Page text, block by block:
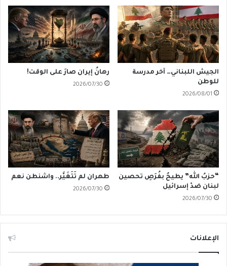
الجيش اللبناني… آخر مدرسة
للوطن
2026/08/01
رهانُ إيران صارَ على الوقت!
2026/07/30
“حزبُ الله” يطيحُ بفُرَصِ تحصين
لبنان ضدّ إسرائيل
2026/07/30
طهران لم تَتَغَيَّر.. واشنطن نعم
2026/07/30
الإعلانات